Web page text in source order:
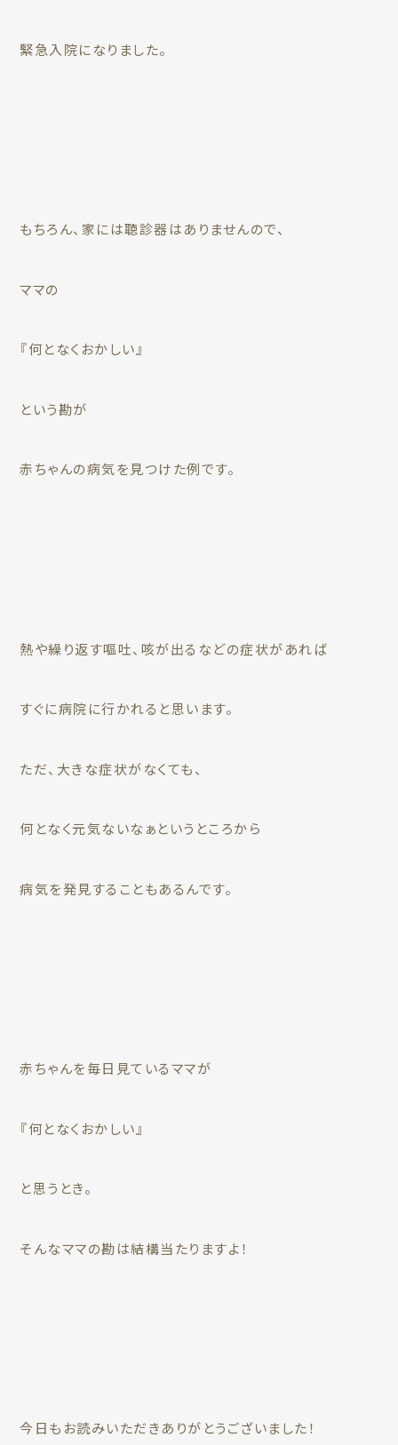
緊急入院になりました。
もちろん、家には聴診器はありませんので、
ママの
『何となくおかしい』
という勘が
赤ちゃんの病気を見つけた例です。
熱や繰り返す嘔吐、咳が出るなどの症状があれば
すぐに病院に行かれると思います。
ただ、大きな症状がなくても、
何となく元気ないなぁというところから
病気を発見することもあるんです。
赤ちゃんを毎日見ているママが
『何となくおかしい』
と思うとき。
そんなママの勘は結構当たりますよ！
今日もお読みいただきありがとうございました！